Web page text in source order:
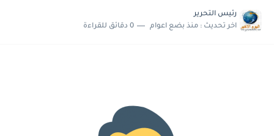
رئيس التحرير
اخر تحديث : منذ بضع اعوام 0 دقائق للقراءة